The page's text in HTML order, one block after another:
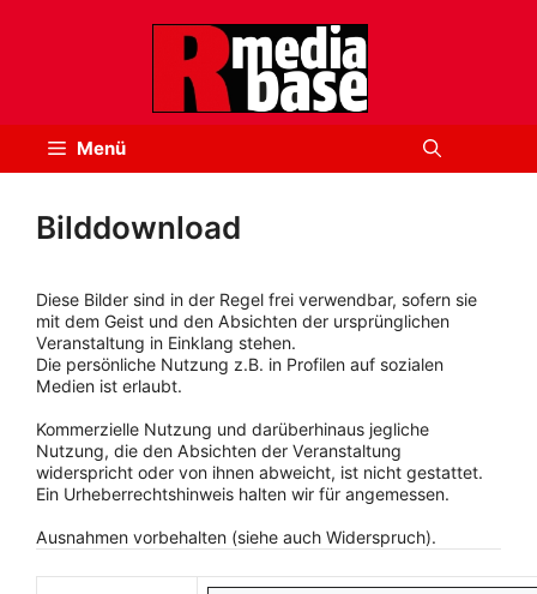
Menü
Bilddownload
Diese Bilder sind in der Regel frei verwendbar, sofern sie
mit dem Geist und den Absichten der ursprünglichen
Veranstaltung in Einklang stehen.
Die persönliche Nutzung z.B. in Profilen auf sozialen
Medien ist erlaubt.
Kommerzielle Nutzung und darüberhinaus jegliche
Nutzung, die den Absichten der Veranstaltung
widerspricht oder von ihnen abweicht, ist nicht gestattet.
Ein Urheberrechtshinweis halten wir für angemessen.
Ausnahmen vorbehalten (siehe auch Widerspruch).